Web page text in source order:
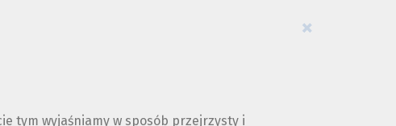
×
tym wyjaśniamy w sposób przejrzysty i